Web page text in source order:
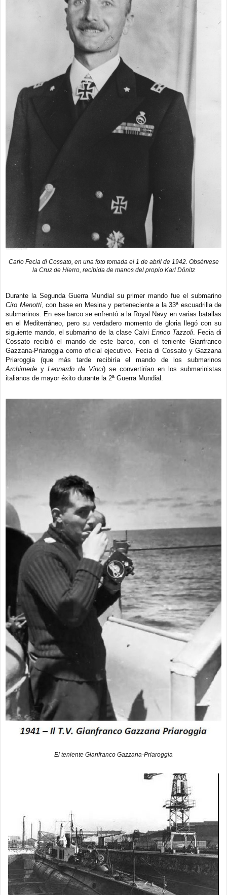
Carlo Fecia di Cossato, en una foto tomada el 1 de abril de 1942. Obsérvese
la Cruz de Hierro, recibida de manos del propio Karl Dönitz
Durante la Segunda Guerra Mundial su primer mando fue el submarino
Ciro Menotti, con base en Mesina y perteneciente a la 33ª escuadrilla de
submarinos. En ese barco se enfrentó a la Royal Navy en varias batallas
en el Mediterráneo, pero su verdadero momento de gloria llegó con su
siguiente mando, el submarino de la clase Calvi Enrico Tazzoli . Fecia di
Cossato recibió el mando de este barco, con el teniente Gianfranco
Gazzana-Priaroggia como oficial ejecutivo. Fecia di Cossato y Gazzana
Priaroggia (que más tarde recibiría el mando de los submarinos
Archimede y Leonardo da Vinci) se convertirían en los submarinistas
italianos de mayor éxito durante la 2ª Guerra Mundial.
El teniente Gianfranco Gazzana-Priaroggia